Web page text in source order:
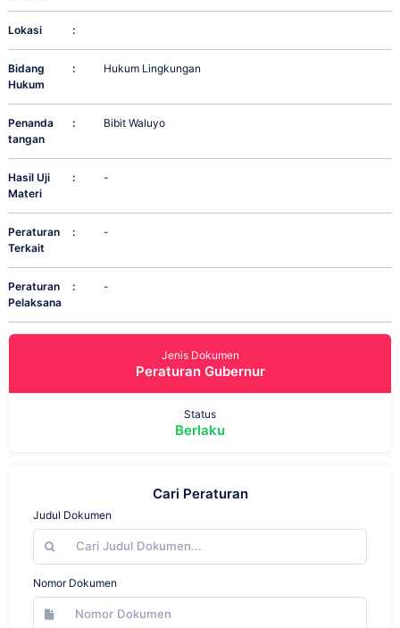
Lokasi :
Bidang
Hukum
: Hukum Lingkungan
Penanda
tangan
: Bibit Waluyo
Hasil Uji
Materi
: -
Peraturan
Terkait
: -
Peraturan
Pelaksana
: -
Jenis Dokumen
Peraturan Gubernur
Status
Berlaku
Cari Peraturan
Judul Dokumen
Nomor Dokumen